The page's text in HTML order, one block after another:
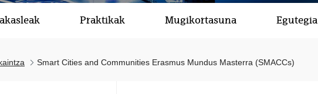
Praktikak Mugikortasuna Egutegia
Smart Cities and Communities Erasmus Mundus Masterra (SMACCs)